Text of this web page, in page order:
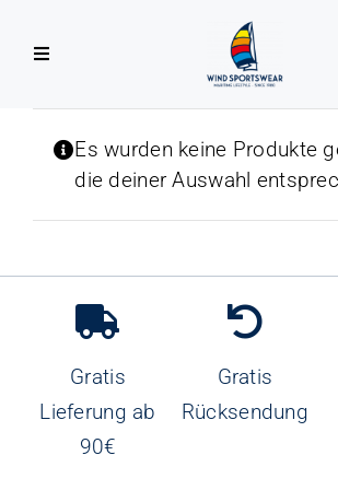
Inhalt
Toggle
Es wurden keine Produkte
die deiner Auswahl
Gratis
Lieferung ab
90€
Gratis
Rücksendung